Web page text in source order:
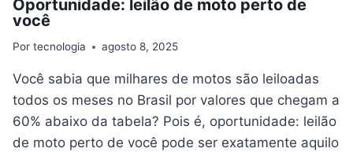
Oportunidade: leilão de moto perto de
você
Por tecnologia agosto 8, 2025
Você sabia que milhares de motos são leiloadas
todos os meses no Brasil por valores que chegam a
60% abaixo da tabela? Pois é, oportunidade: leilão
de moto perto de você pode ser exatamente aquilo